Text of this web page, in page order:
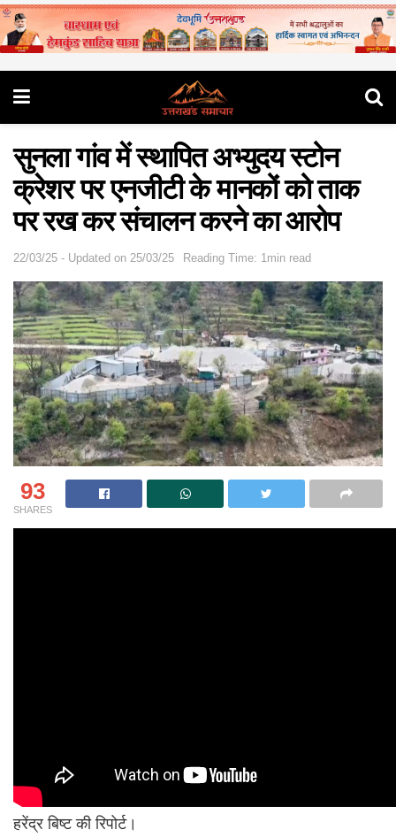
सुनला गांव में स्थापित अभ्युदय स्टोन
क्रेशर पर एनजीटी के मानकों को ताक
पर रख कर संचालन करने का आरोप
22/03/25 - Updated on 25/03/25 Reading Time: 1min read
93
SHARES
हरेंद्र बिष्ट की रिपोर्ट।